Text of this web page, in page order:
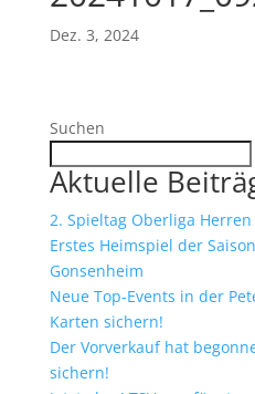
Dez. 3, 2024
Suchen
Aktuelle
2. Spieltag Oberliga
Erstes Heimspiel der
Gonsenheim
Neue Top-Events in der
Karten sichern!
Der Vorverkauf hat
sichern!